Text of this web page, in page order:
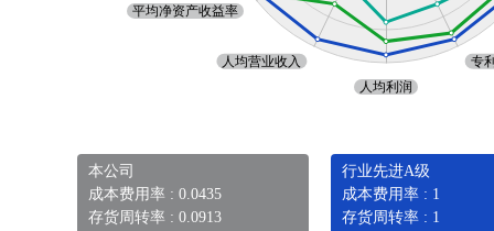
本公司
成本费用率 : 0.0435
存货周转率 : 0.0913
行业先进A级
成本费用率 : 1
存货周转率 : 1